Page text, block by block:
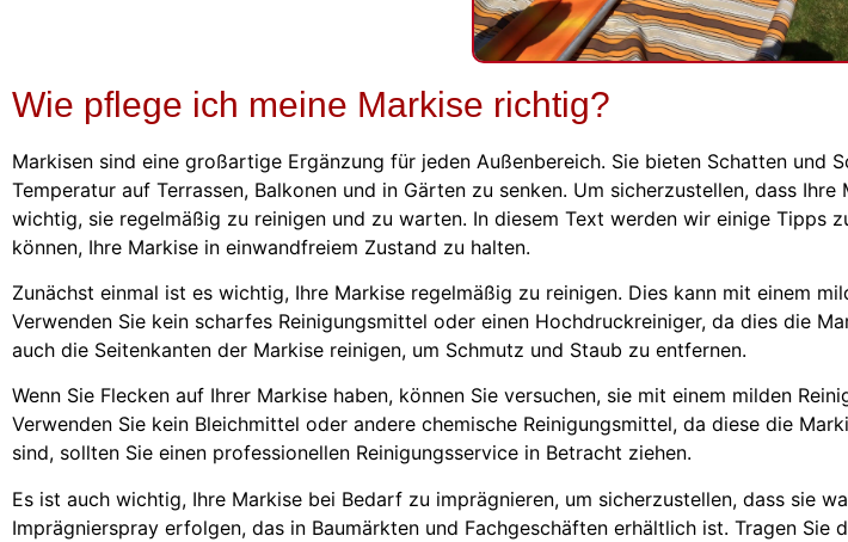
Wie pflege ich meine Markise richtig?
Markisen sind eine großartige Ergänzung für jeden Außenbereich. Sie bieten Schatten und
Temperatur auf Terrassen, Balkonen und in Gärten zu senken. Um sicherzustellen, dass
wichtig, sie regelmäßig zu reinigen und zu warten. In diesem Text werden wir einige Tipps
können, Ihre Markise in einwandfreiem Zustand zu halten.
Zunächst einmal ist es wichtig, Ihre Markise regelmäßig zu reinigen. Dies kann mit einem
Verwenden Sie kein scharfes Reinigungsmittel oder einen Hochdruckreiniger, da dies die
auch die Seitenkanten der Markise reinigen, um Schmutz und Staub zu entfernen.
Wenn Sie Flecken auf Ihrer Markise haben, können Sie versuchen, sie mit einem milden
Verwenden Sie kein Bleichmittel oder andere chemische Reinigungsmittel, da diese die
sind, sollten Sie einen professionellen Reinigungsservice in Betracht ziehen.
Es ist auch wichtig, Ihre Markise bei Bedarf zu imprägnieren, um sicherzustellen, dass sie
Imprägnierspray erfolgen, das in Baumärkten und Fachgeschäften erhältlich ist. Tragen Sie